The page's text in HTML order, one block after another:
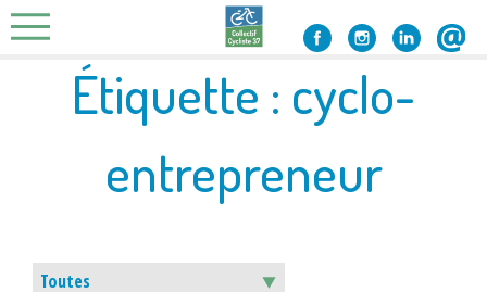
Skip
to
Étiquette : cyclo-
entrepreneur